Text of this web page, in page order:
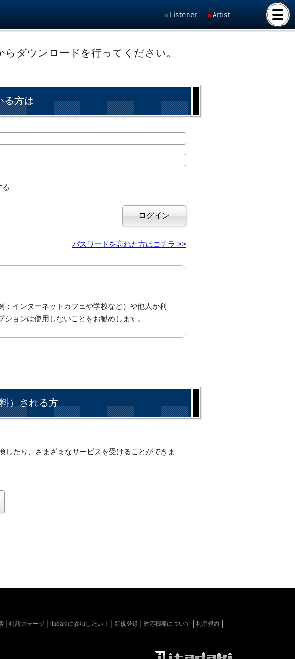
Listener Artist
ダウンロードを行ってください。
る方は
る
パスワードを忘れた方はコチラ >>
インターネットカフェや学校など）や他人が利
ョンは使用しないことをお勧めします。
）される方
たり、さまざまなサービスを受けることができま
特設ステージ itadakiに参加したい！ 新規登録 対応機種について
利用規約